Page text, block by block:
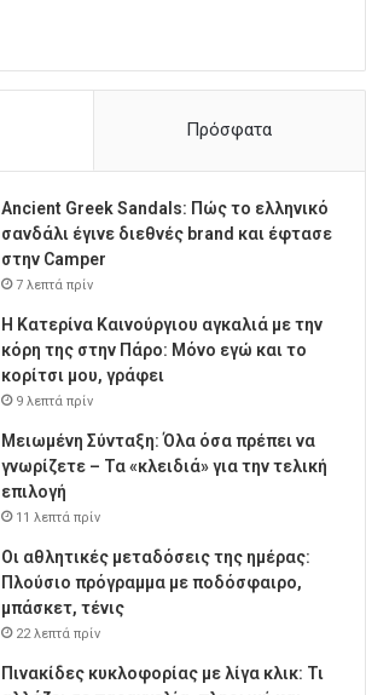
Πρόσφατα
Ancient Greek Sandals: Πώς το ελληνικό
σανδάλι έγινε διεθνές brand και έφτασε
στην Camper
7 λεπτά πρίν
Η Κατερίνα Καινούργιου αγκαλιά με την
κόρη της στην Πάρο: Μόνο εγώ και το
κορίτσι μου, γράφει
9 λεπτά πρίν
Μειωμένη Σύνταξη: Όλα όσα πρέπει να
γνωρίζετε – Τα «κλειδιά» για την τελική
επιλογή
11 λεπτά πρίν
Οι αθλητικές μεταδόσεις της ημέρας:
Πλούσιο πρόγραμμα με ποδόσφαιρο,
μπάσκετ, τένις
22 λεπτά πρίν
Πινακίδες κυκλοφορίας με λίγα κλικ: Τι